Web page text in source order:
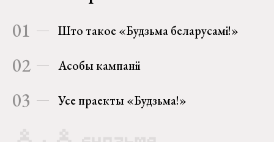
01 Што такое «Будзьма беларусамі!»
02 Асобы кампаніі
03 Усе праекты «Будзьма!»